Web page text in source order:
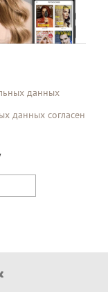
данных
данных согласен